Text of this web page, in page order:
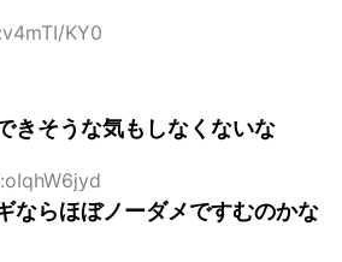
KY0
きそうな気もしなくないな
ならほぼノーダメですむのかな